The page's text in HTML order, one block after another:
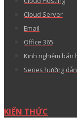
Cloud Server
Email
Office 365
Kinh nghiệm bán
Series hướng
KIẾN THỨC